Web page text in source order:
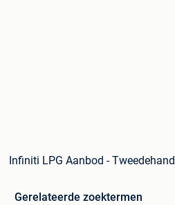
Infiniti LPG Aanbod -
Gerelateerde zoektermen